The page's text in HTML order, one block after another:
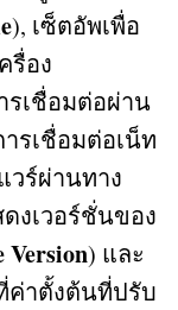
), เซ็ตอัพเพื่อ
รื่อง
รเชื่อมต่อผ่าน
รเชื่อมต่อเน็ท
วร์ผ่านทาง
งเวอร์ชั่นของ
Version) และ
ค่าตั้งต้นที่ปรับ